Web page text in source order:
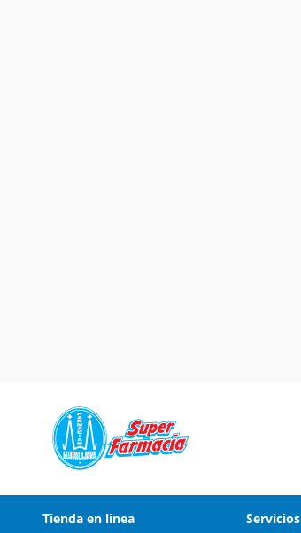
Tienda en línea Servicios